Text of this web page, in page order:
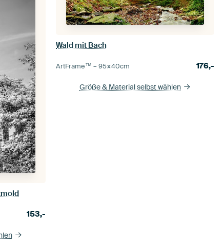
153,-
Wald mit Bach
ArtFrame™ –95×40cm 176,-
Größe & Material selbst wählen